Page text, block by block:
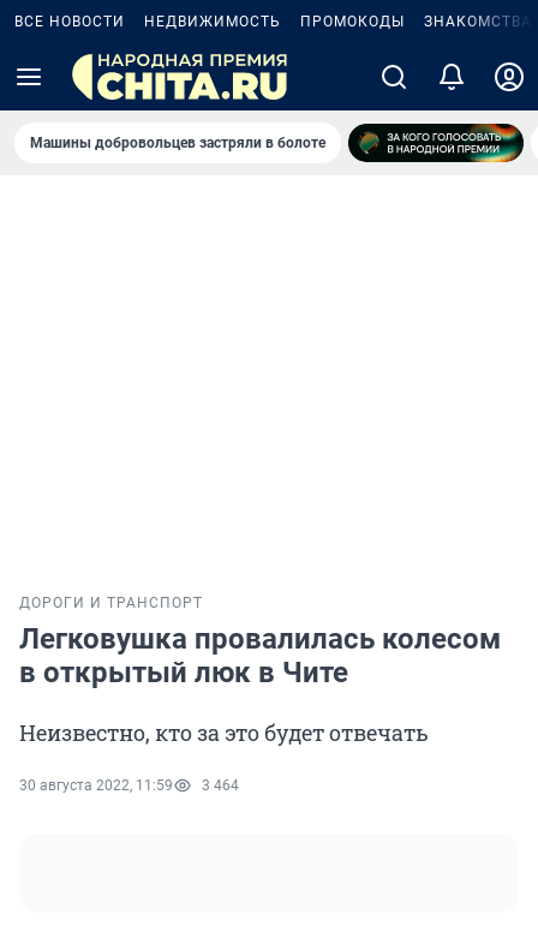
ВСЕ НОВОСТИ НЕДВИЖИМОСТЬ ПРОМОКОДЫ ЗНАКОМСТВА
Машины добровольцев застряли в болоте
ДОРОГИ И ТРАНСПОРТ
Легковушка провалилась колесом
в открытый люк в Чите
Неизвестно, кто за это будет отвечать
30 августа 2022, 11:59 3 464